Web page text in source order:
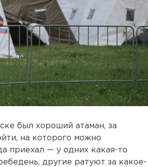
был хороший атаман, за
на которого можно
приехал — у одних какая-то
другие ратуют за какое-